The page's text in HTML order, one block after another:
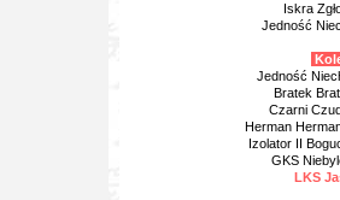
Iskra
Jedność
Jedność
Bratek
Czarni
Herman
Izolator II
GKS
LKS